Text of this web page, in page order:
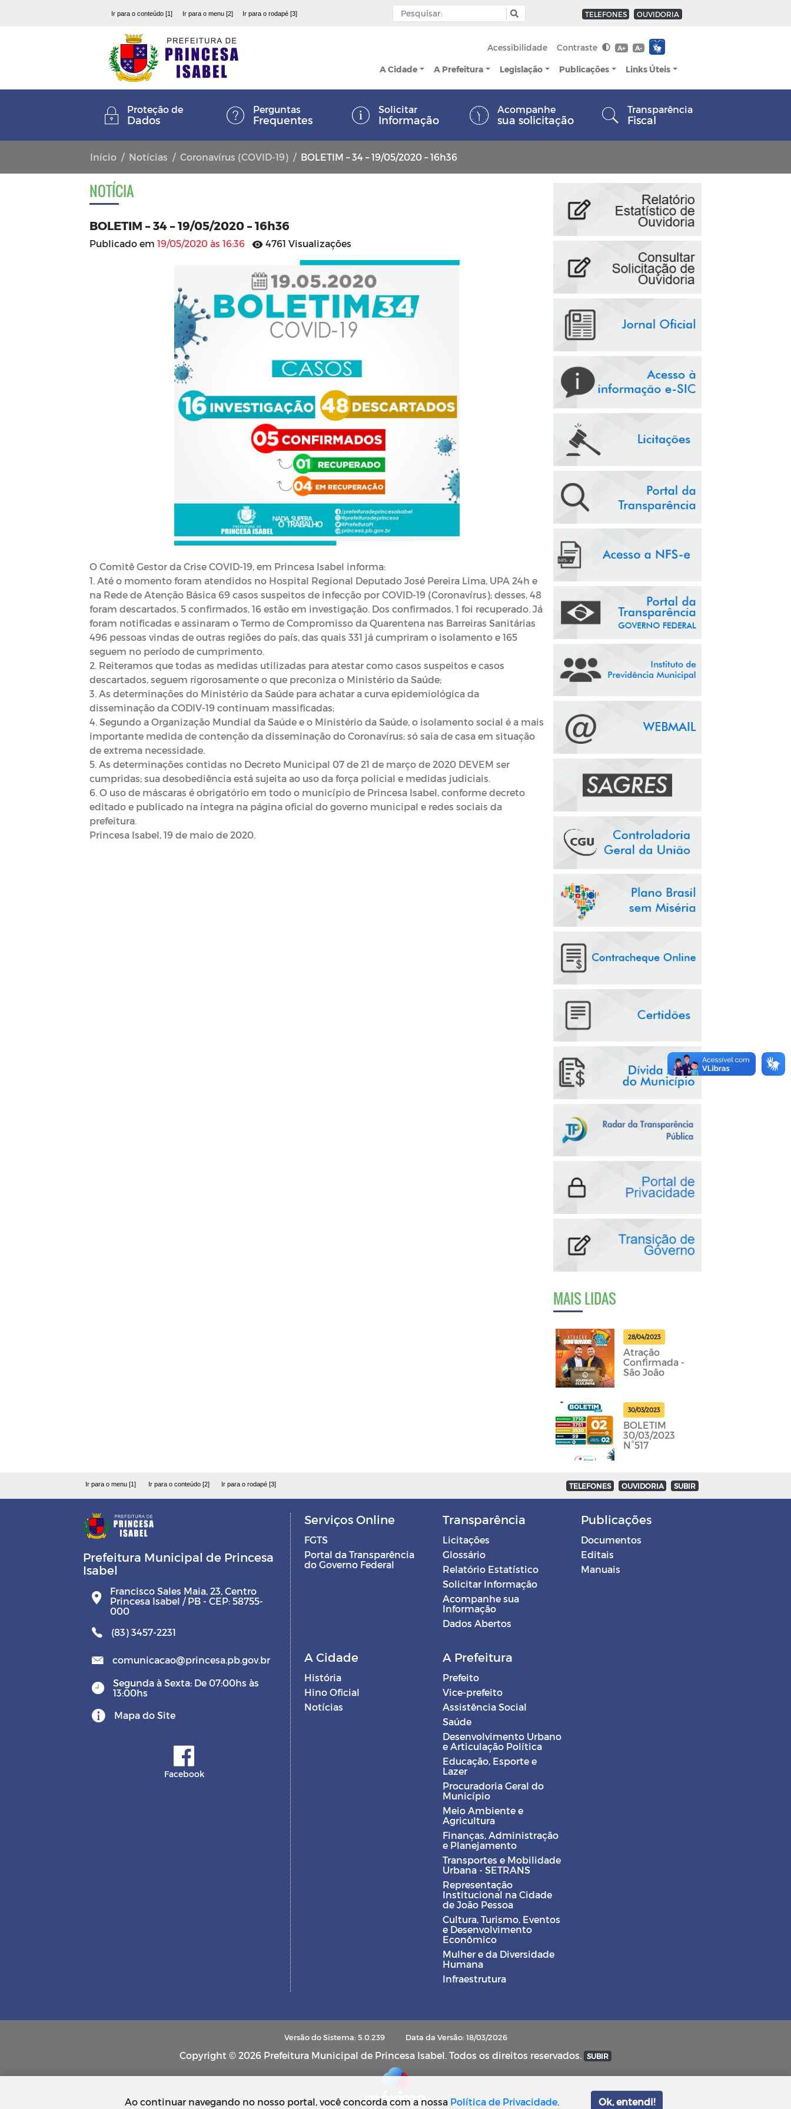
Ir para o conteúdo [1] Ir para o menu [2] Ir para o rodapé [3] TELEFONES OUVIDORIA
Acessibilidade Contraste A+ A-
A Cidade A Prefeitura Legislação Publicações Links Úteis
Proteção de
Dados
Perguntas
Frequentes
Solicitar
Informação
Acompanhe
sua solicitação
Transparência
Fiscal
Início Notícias Coronavírus (COVID-19) BOLETIM – 34 – 19/05/2020 – 16h36
NOTÍCIA
BOLETIM – 34 – 19/05/2020 – 16h36
Publicado em 19/05/2020 às 16:36 4761 Visualizações
O Comitê Gestor da Crise COVID-19, em Princesa Isabel informa:
1. Até o momento foram atendidos no Hospital Regional Deputado José Pereira Lima, UPA 24h e
na Rede de Atenção Básica 69 casos suspeitos de infecção por COVID-19 (Coronavírus); desses, 48
foram descartados, 5 confirmados, 16 estão em investigação. Dos confirmados, 1 foi recuperado. Já
foram notificadas e assinaram o Termo de Compromisso da Quarentena nas Barreiras Sanitárias
496 pessoas vindas de outras regiões do país, das quais 331 já cumpriram o isolamento e 165
seguem no período de cumprimento.
2. Reiteramos que todas as medidas utilizadas para atestar como casos suspeitos e casos
descartados, seguem rigorosamente o que preconiza o Ministério da Saúde;
3. As determinações do Ministério da Saúde para achatar a curva epidemiológica da
disseminação da CODIV-19 continuam massificadas;
4. Segundo a Organização Mundial da Saúde e o Ministério da Saúde, o isolamento social é a mais
importante medida de contenção da disseminação do Coronavírus; só saia de casa em situação
de extrema necessidade.
5. As determinações contidas no Decreto Municipal 07 de 21 de março de 2020 DEVEM ser
cumpridas; sua desobediência está sujeita ao uso da força policial e medidas judiciais.
6. O uso de máscaras é obrigatório em todo o município de Princesa Isabel, conforme decreto
editado e publicado na íntegra na página oficial do governo municipal e redes sociais da
prefeitura.
Princesa Isabel, 19 de maio de 2020.
MAIS LIDAS
28/04/2023
Atração
Confirmada -
São João
30/03/2023
BOLETIM
30/03/2023
N°517
Ir para o menu [1] Ir para o conteúdo [2] Ir para o rodapé [3] TELEFONES OUVIDORIA SUBIR
Prefeitura Municipal de Princesa
Isabel
Francisco Sales Maia, 23, Centro
Princesa Isabel / PB - CEP: 58755-
000
(83) 3457-2231
comunicacao@princesa.pb.gov.br
Segunda à Sexta: De 07:00hs às
13:00hs
Mapa do Site
Facebook
Serviços Online
FGTS
Portal da Transparência
do Governo Federal
Transparência
Licitações
Glossário
Relatório Estatístico
Solicitar Informação
Acompanhe sua
Informação
Dados Abertos
Publicações
Documentos
Editais
Manuais
A Cidade
História
Hino Oficial
Notícias
A Prefeitura
Prefeito
Vice-prefeito
Assistência Social
Saúde
Desenvolvimento Urbano
e Articulação Política
Educação, Esporte e
Lazer
Procuradoria Geral do
Município
Meio Ambiente e
Agricultura
Finanças, Administração
e Planejamento
Transportes e Mobilidade
Urbana - SETRANS
Representação
Institucional na Cidade
de João Pessoa
Cultura, Turismo, Eventos
e Desenvolvimento
Econômico
Mulher e da Diversidade
Humana
Infraestrutura
Versão do Sistema: 5.0.239 Data da Versão: 18/03/2026
Copyright © 2026 Prefeitura Municipal de Princesa Isabel. Todos os direitos reservados. SUBIR
Ao continuar navegando no nosso portal, você concorda com a nossa Política de Privacidade. Ok, entendi!